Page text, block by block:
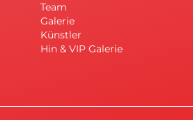
Team
Galerie
Künstler
Hin & VIP Galerie